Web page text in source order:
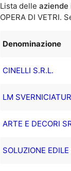
Lista delle aziende
OPERA DI VETRI.
Denominazione
CINELLI S.R.L.
LM
ARTE E DECORI
SOLUZIONE